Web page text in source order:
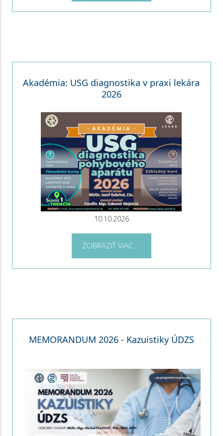
Akadémia: USG diagnostika v praxi lekára
2026
10.10.2026
ZOBRAZIŤ VIAC ...
MEMORANDUM 2026 - Kazuistiky ÚDZS